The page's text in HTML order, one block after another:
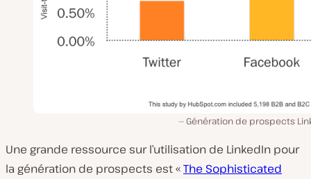
Génération de prospects
Une grande ressource sur l’utilisation de LinkedIn pour
la génération de prospects est«The Sophisticated